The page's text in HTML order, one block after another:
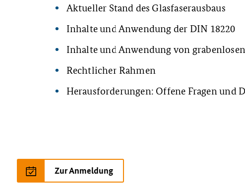
Aktueller Stand des Glasfaserausbaus
Inhalte und Anwendung der DIN 18220
Inhalte und Anwendung von
Rechtlicher Rahmen
Herausforderungen: Offene Fragen und
Zur Anmeldung